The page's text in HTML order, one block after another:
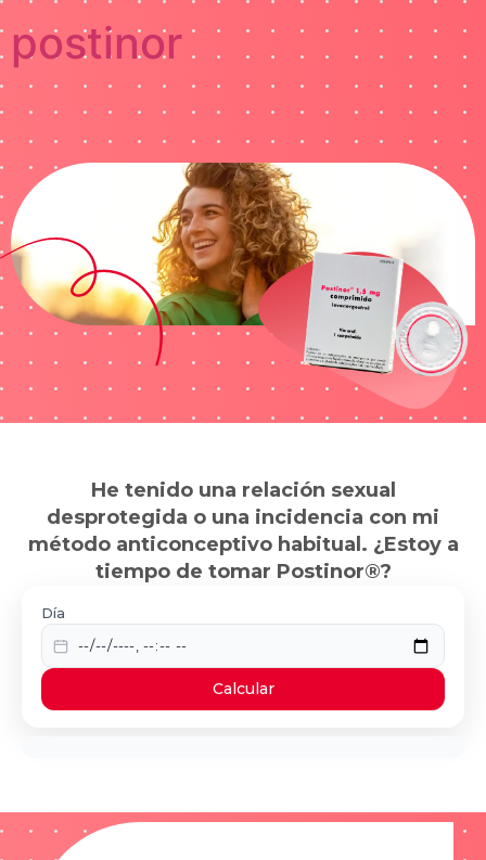
postinor
He tenido una relación sexual
desprotegida o una incidencia con mi
método anticonceptivo habitual. ¿Estoy a
tiempo de tomar Postinor®?
Día
Calcular